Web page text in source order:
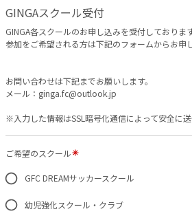
GINGAスクール受付
GINGA各スクールのお申し込みを受付しております
参加をご希望される方は下記のフォームからお申
お問い合わせは下記までお願いします。
メール：ginga.fc@outlook.jp
※入力した情報はSSL暗号化通信によって安全に送
ご希望のスクール
GFC DREAMサッカースクール
幼児強化スクール・クラブ